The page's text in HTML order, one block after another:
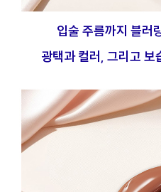
입술 주름까지 블러
광택과 컬러, 그리고 보